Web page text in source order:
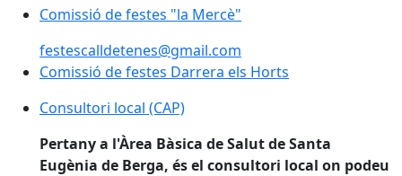
Comissió de festes "la Mercè"
Comissió de festes "la Mercè"
festescalldetenes@gmail.com
Comissió de festes Darrera els Horts
Comissió de festes Darrera els Horts
Consultori local (CAP)
Consultori local (CAP)
Pertany a l'Àrea Bàsica de Salut de Santa
Eugènia de Berga, és el consultori local on podeu